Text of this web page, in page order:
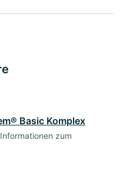
Basic Komplex
zum